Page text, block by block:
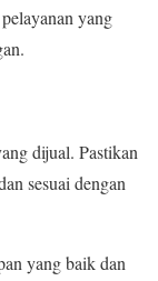
yang
dijual. Pastikan
sesuai dengan
yang baik dan